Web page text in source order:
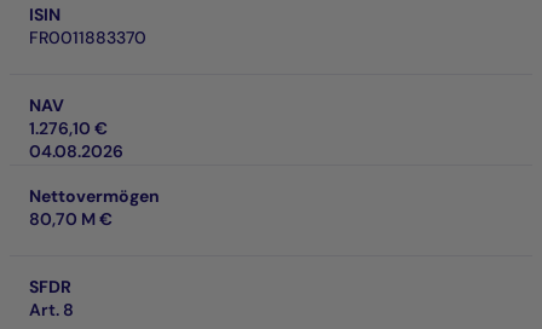
ISIN
FR0011883370
NAV
1.276,10 €
04.08.2026
Nettovermögen
80,70 M €
SFDR
Art. 8